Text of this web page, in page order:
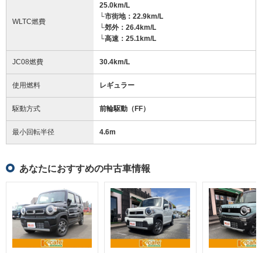
WLTC燃費
25.0km/L
└市街地：22.9km/L
└郊外：26.4km/L
└高速：25.1km/L
JC08燃費 30.4km/L
使用燃料 レギュラー
駆動方式 前輪駆動（FF）
最小回転半径 4.6m
あなたにおすすめの中古車情報